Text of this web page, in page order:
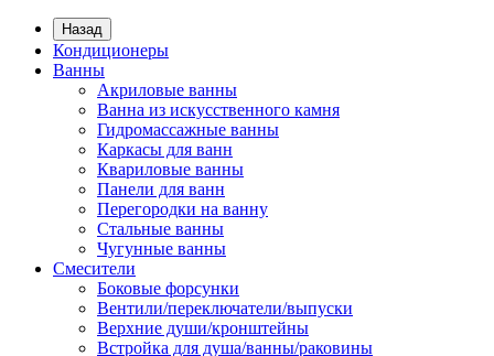
Назад
Кондиционеры
Ванны
Акриловые ванны
Ванна из искусственного камня
Гидромассажные ванны
Каркасы для ванн
Квариловые ванны
Панели для ванн
Перегородки на ванну
Стальные ванны
Чугунные ванны
Смесители
Боковые форсунки
Вентили/переключатели/выпуски
Верхние души/кронштейны
Встройка для душа/ванны/раковины